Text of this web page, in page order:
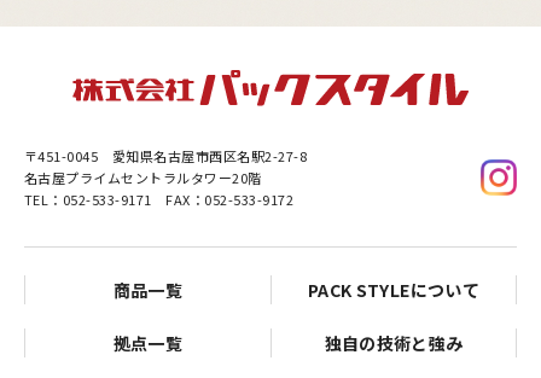
〒451-0045 愛知県名古屋市西区名駅2-27-8
名古屋プライムセントラルタワー20階
TEL：052-533-9171 FAX：052-533-9172
商品一覧 PACK STYLEについて
拠点一覧 独自の技術と強み